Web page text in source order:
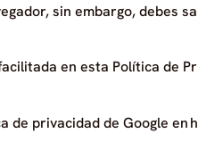
sin embargo, debes
en esta Política de
de privacidad de Google